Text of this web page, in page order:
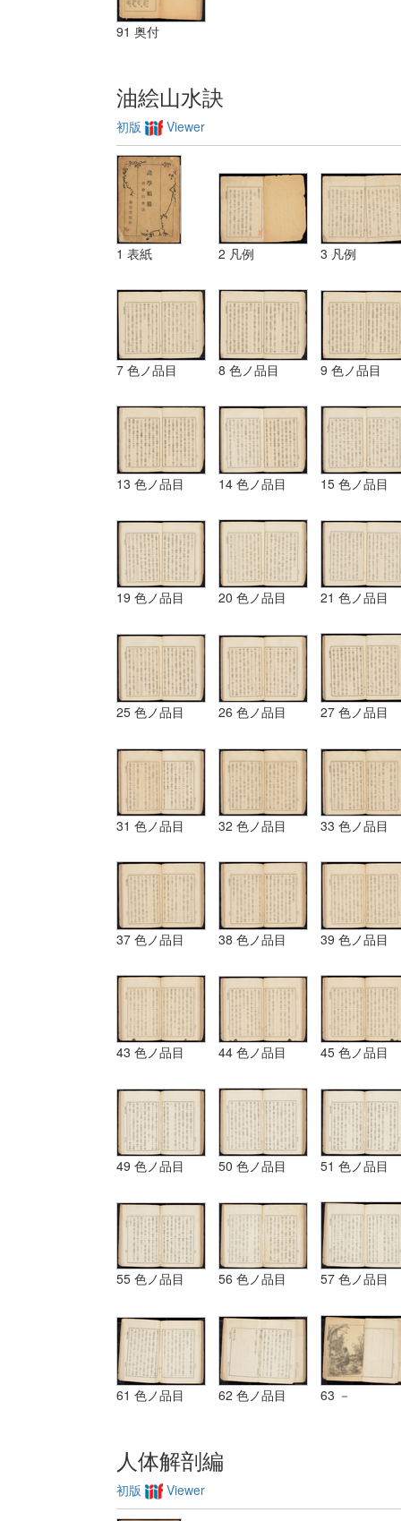
91 奥付
油絵山水訣
初版 Viewer
1 表紙 2 凡例 3 凡例
7 色ノ品目 8 色ノ品目 9 色ノ品目
13 色ノ品目 14 色ノ品目 15 色ノ品目
19 色ノ品目 20 色ノ品目 21 色ノ品目
25 色ノ品目 26 色ノ品目 27 色ノ品目
31 色ノ品目 32 色ノ品目 33 色ノ品目
37 色ノ品目 38 色ノ品目 39 色ノ品目
43 色ノ品目 44 色ノ品目 45 色ノ品目
49 色ノ品目 50 色ノ品目 51 色ノ品目
55 色ノ品目 56 色ノ品目 57 色ノ品目
61 色ノ品目 62 色ノ品目 63 －
人体解剖編
初版 Viewer